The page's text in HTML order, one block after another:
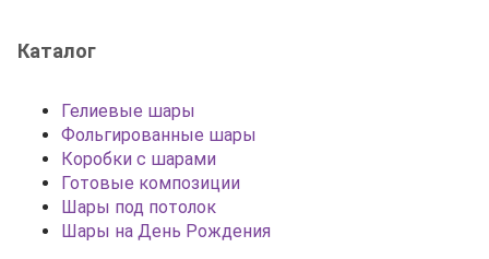
Каталог
Гелиевые шары
Фольгированные шары
Коробки с шарами
Готовые композиции
Шары под потолок
Шары на День Рождения